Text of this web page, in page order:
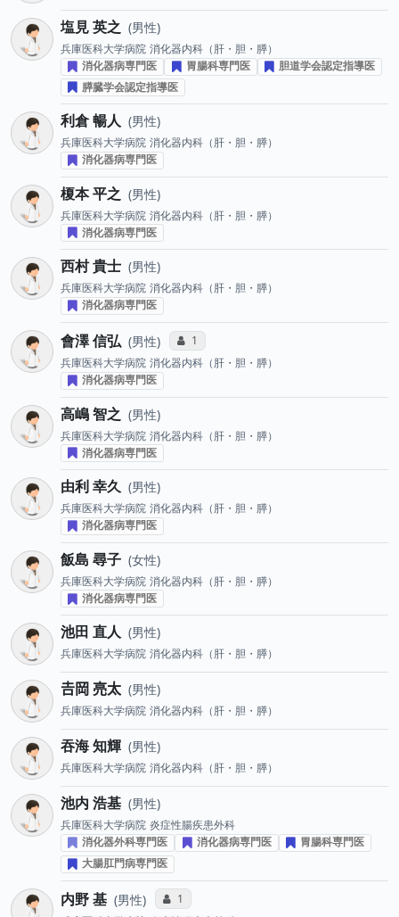
塩見 英之 男性
兵庫医科大学病院 消化器内科（肝・胆・膵）
消化器病専門医
胃腸科専門医
胆道学会認定指導医
膵臓学会認定指導医
利倉 暢人 男性
兵庫医科大学病院 消化器内科（肝・胆・膵）
消化器病専門医
榎本 平之 男性
兵庫医科大学病院 消化器内科（肝・胆・膵）
消化器病専門医
西村 貴士 男性
兵庫医科大学病院 消化器内科（肝・胆・膵）
消化器病専門医
會澤 信弘 男性 コミュニケーション・タイプ投票数
1
兵庫医科大学病院 消化器内科（肝・胆・膵）
消化器病専門医
高嶋 智之 男性
兵庫医科大学病院 消化器内科（肝・胆・膵）
消化器病専門医
由利 幸久 男性
兵庫医科大学病院 消化器内科（肝・胆・膵）
消化器病専門医
飯島 尋子 女性
兵庫医科大学病院 消化器内科（肝・胆・膵）
消化器病専門医
池田 直人 男性
兵庫医科大学病院 消化器内科（肝・胆・膵）
𠮷岡 亮太 男性
兵庫医科大学病院 消化器内科（肝・胆・膵）
吞海 知輝 男性
兵庫医科大学病院 消化器内科（肝・胆・膵）
池内 浩基 男性
兵庫医科大学病院 炎症性腸疾患外科
消化器外科専門医
消化器病専門医
胃腸科専門医
大腸肛門病専門医
内野 基 男性 コミュニケーション・タイプ投票数
1